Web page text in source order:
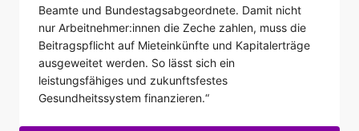
Beamte und Bundestagsabgeordnete. Damit nicht
nur Arbeitnehmer:innen die Zeche zahlen, muss die
Beitragspflicht auf Mieteinkünfte und Kapitalerträge
ausgeweitet werden. So lässt sich ein
leistungsfähiges und zukunftsfestes
Gesundheitssystem finanzieren.“